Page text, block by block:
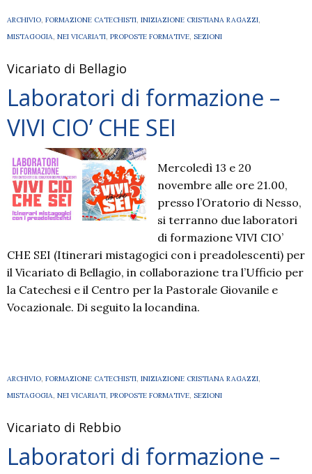
ARCHIVIO, FORMAZIONE CATECHISTI, INIZIAZIONE CRISTIANA RAGAZZI,
MISTAGOGIA, NEI VICARIATI, PROPOSTE FORMATIVE, SEZIONI
Vicariato di Bellagio
Laboratori di formazione –
VIVI CIO’ CHE SEI
Mercoledì 13 e 20
novembre alle ore 21.00,
presso l’Oratorio di Nesso,
si terranno due laboratori
di formazione VIVI CIO’
CHE SEI (Itinerari mistagogici con i preadolescenti) per
il Vicariato di Bellagio, in collaborazione tra l’Ufficio per
la Catechesi e il Centro per la Pastorale Giovanile e
Vocazionale. Di seguito la locandina.
ARCHIVIO, FORMAZIONE CATECHISTI, INIZIAZIONE CRISTIANA RAGAZZI,
MISTAGOGIA, NEI VICARIATI, PROPOSTE FORMATIVE, SEZIONI
Vicariato di Rebbio
Laboratori di formazione –